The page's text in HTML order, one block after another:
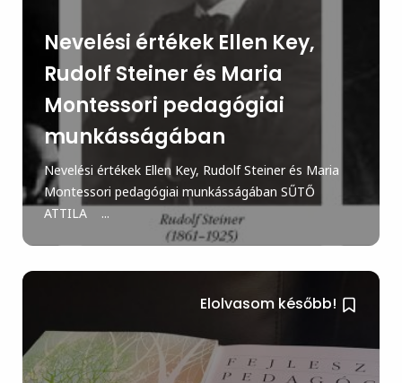
Nevelési értékek Ellen Key,
Rudolf Steiner és Maria
Montessori pedagógiai
munkásságában
Nevelési értékek Ellen Key, Rudolf Steiner és Maria
Montessori pedagógiai munkásságában SŰTŐ
ATTILA ...
Elolvasom később!